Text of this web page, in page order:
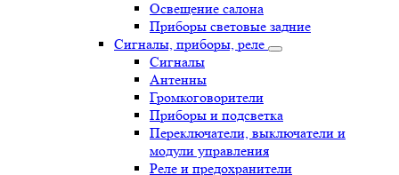
Освещение салона
Приборы световые задние
Сигналы, приборы, реле
Сигналы
Антенны
Громкоговорители
Приборы и подсветка
Переключатели, выключатели и
модули управления
Реле и предохранители